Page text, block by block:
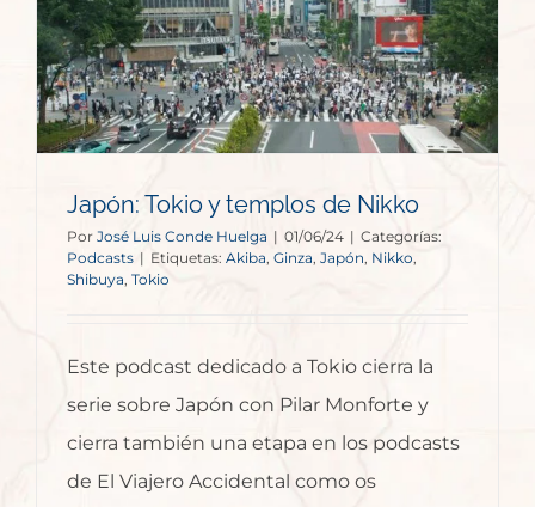
Japón: Tokio y templos de Nikko
Por José Luis Conde Huelga | 01/06/24 | Categorías:
Podcasts | Etiquetas: Akiba Ginza, Japón Nikko,
Shibuya, Tokio
Este podcast dedicado a Tokio cierra la
serie sobre Japón con Pilar Monforte y
cierra también una etapa en los podcasts
de El Viajero Accidental como os